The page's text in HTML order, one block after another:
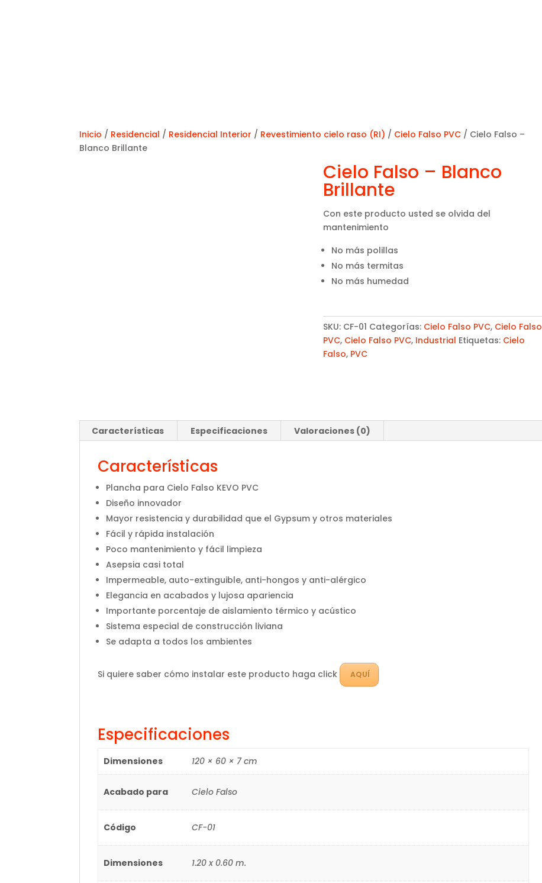
Inicio / Residencial / Residencial Interior / Revestimiento cielo raso (RI) / Cielo Falso PVC / Cielo Falso –
Blanco Brillante
Cielo Falso – Blanco
Brillante
Con este producto usted se olvida del
mantenimiento
No más polillas
No más termitas
No más humedad
SKU: CF-01 Categorías: Cielo Falso PVC, Cielo Falso
PVC, Cielo Falso PVC, Industrial Etiquetas: Cielo
Falso, PVC
Características Especificaciones Valoraciones (0)
Características
Plancha para Cielo Falso KEVO PVC
Diseño innovador
Mayor resistencia y durabilidad que el Gypsum y otros materiales
Fácil y rápida instalación
Poco mantenimiento y fácil limpieza
Asepsia casi total
Impermeable, auto-extinguible, anti-hongos y anti-alérgico
Elegancia en acabados y lujosa apariencia
Importante porcentaje de aislamiento térmico y acústico
Sistema especial de construcción liviana
Se adapta a todos los ambientes
Si quiere saber cómo instalar este producto haga click AQUÍ
Especificaciones
Dimensiones 120 × 60 × 7 cm
Acabado para Cielo Falso
Código CF-01
Dimensiones 1.20 x 0.60 m.